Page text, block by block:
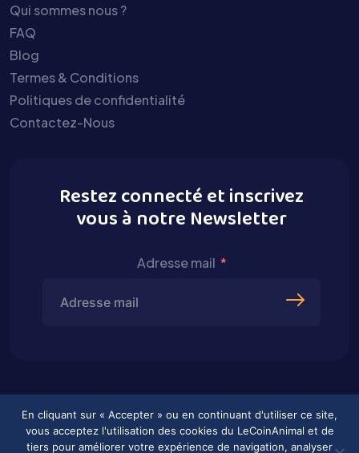
Qui sommes nous ?
FAQ
Blog
Termes & Conditions
Politiques de confidentialité
Contactez-Nous
Restez connecté et inscrivez
vous à notre Newsletter
Adresse mail
En cliquant sur « Accepter » ou en continuant d'utiliser ce site,
vous acceptez l'utilisation des cookies du LeCoinAnimal et de
tiers pour améliorer votre expérience de navigation, analyser